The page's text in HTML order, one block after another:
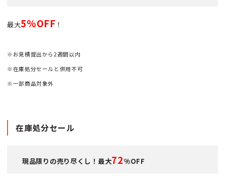
最大5%OFF ！
※お見積提出から2週間以内
※在庫処分セールと併用不可
※一部商品対象外
在庫処分セール
現品限りの売り尽くし！最大72%OFF